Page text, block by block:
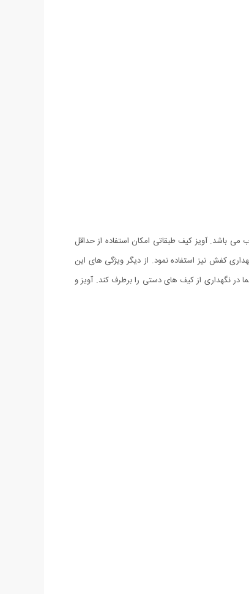
باشد. آویز کیف طبقاتی امکان استفاده از حداقل
کفش نیز استفاده نمود. از دیگر ویژگی های این
نگهداری از کیف های دستی را برطرف کند. آویز و